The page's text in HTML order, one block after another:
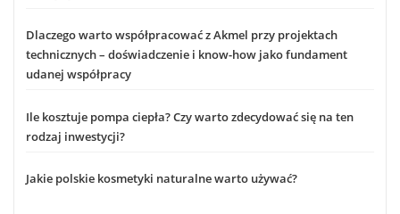
Dlaczego warto współpracować z Akmel przy projektach
technicznych – doświadczenie i know-how jako fundament
udanej współpracy
Ile kosztuje pompa ciepła? Czy warto zdecydować się na ten
rodzaj inwestycji?
Jakie polskie kosmetyki naturalne warto używać?